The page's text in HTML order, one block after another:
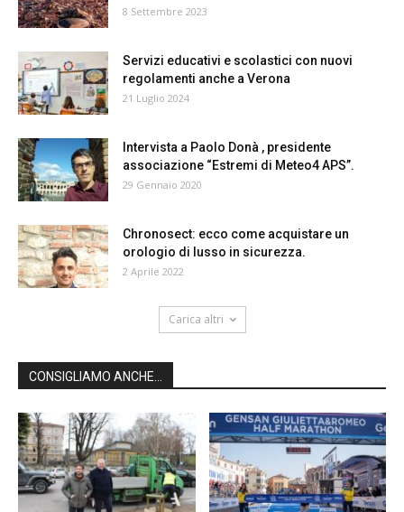
8 Settembre 2023
Servizi educativi e scolastici con nuovi
regolamenti anche a Verona
21 Luglio 2024
Intervista a Paolo Donà , presidente
associazione “Estremi di Meteo4 APS”.
29 Gennaio 2020
Chronosect: ecco come acquistare un
orologio di lusso in sicurezza.
2 Aprile 2022
Carica altri
CONSIGLIAMO ANCHE...